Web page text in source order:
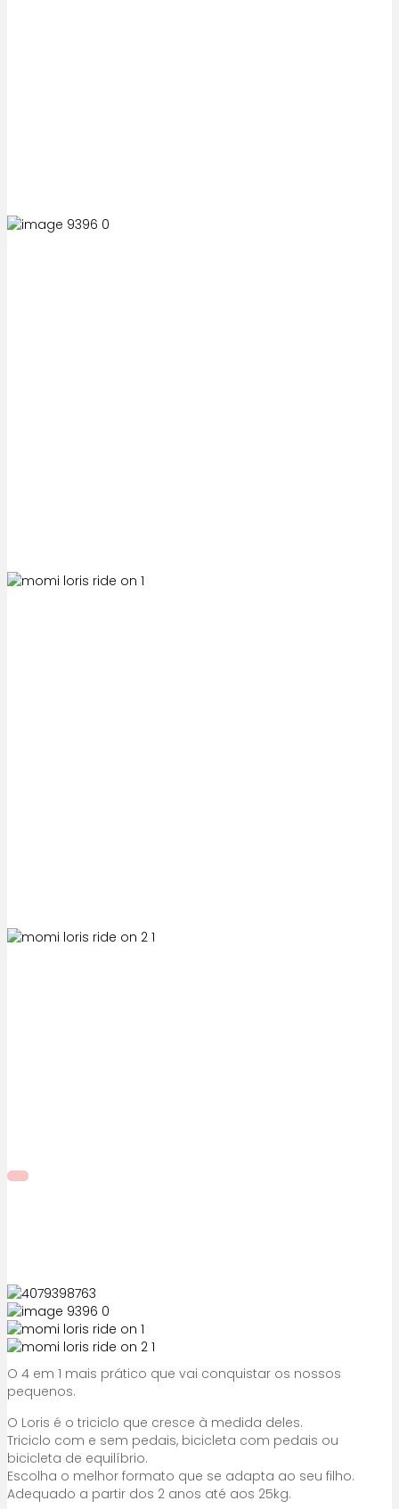
O 4 em 1 mais prático que vai conquistar os nossos
pequenos.
O Loris é o triciclo que cresce à medida deles.
Triciclo com e sem pedais, bicicleta com pedais ou
bicicleta de equilíbrio.
Escolha o melhor formato que se adapta ao seu filho.
Adequado a partir dos 2 anos até aos 25kg.